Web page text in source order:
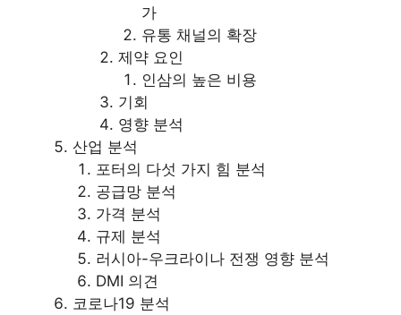
가
유통 채널의 확장
제약 요인
인삼의 높은 비용
기회
영향 분석
산업 분석
포터의 다섯 가지 힘 분석
공급망 분석
가격 분석
규제 분석
러시아-우크라이나 전쟁 영향 분석
DMI 의견
코로나19 분석